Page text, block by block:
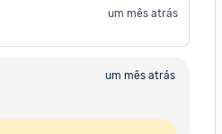
um mês atrás
um mês atrás